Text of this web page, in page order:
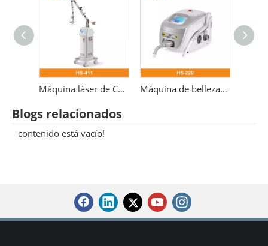
Máquina de belleza 532nm para eliminación de tatuajes con láser Pico láser Nd Yag Q-switch Equipo médico de láser de fibra 1550.
Blogs relacionados
contenido está vacío!